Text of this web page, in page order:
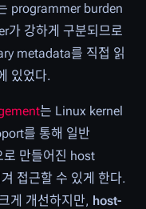
programmer burden
가 강하게 구분되므로
metadata를 직접 읽
있었다.
는 Linux kernel
를 통해 일반
만들어진 host
접근할 수 있게 한다.
게 개선하지만, host-